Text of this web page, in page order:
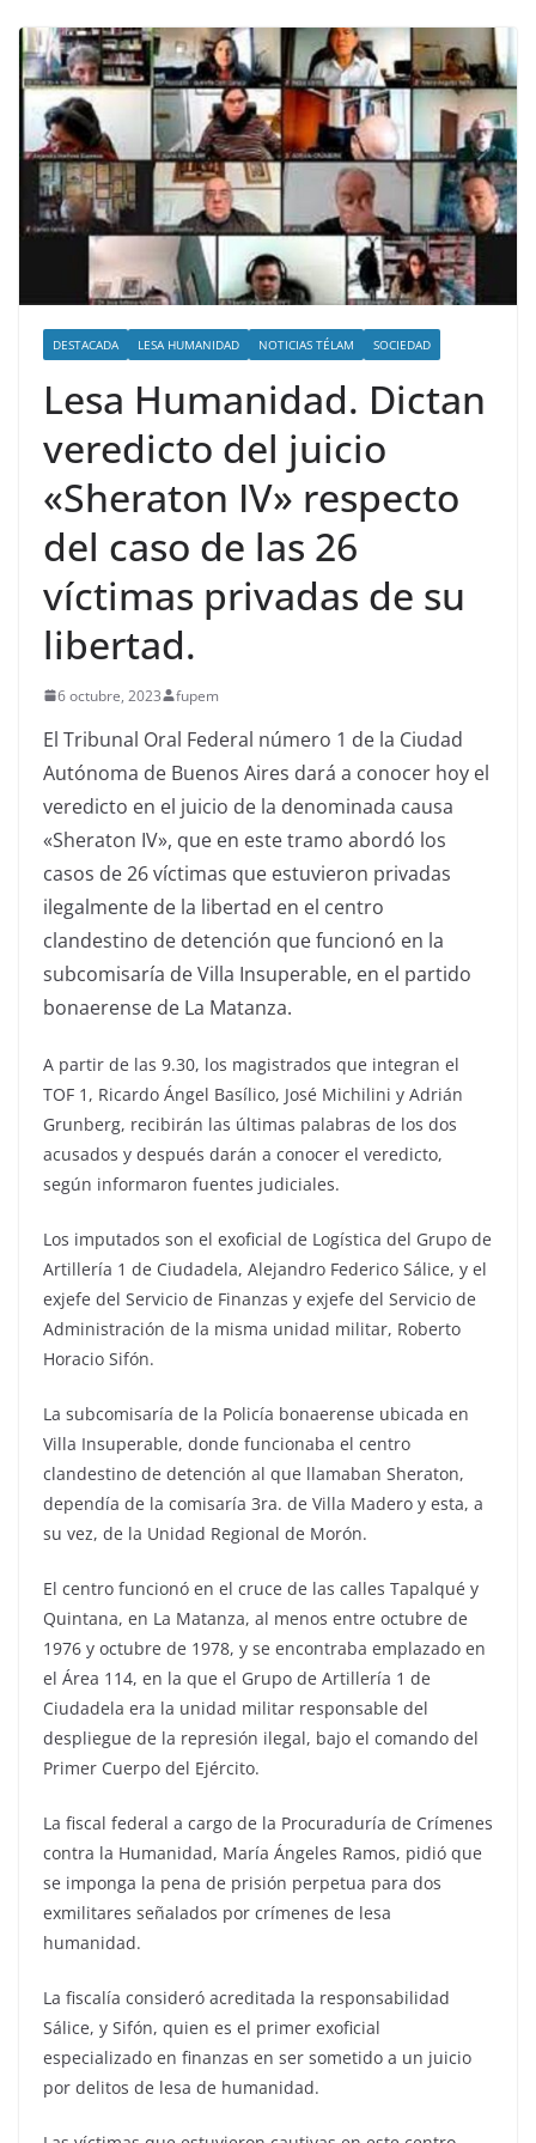
DESTACADA LESA HUMANIDAD NOTICIAS TÉLAM SOCIEDAD
Lesa Humanidad. Dictan
veredicto del juicio
«Sheraton IV» respecto
del caso de las 26
víctimas privadas de su
libertad.
6 octubre, 2023 fupem
El Tribunal Oral Federal número 1 de la Ciudad
Autónoma de Buenos Aires dará a conocer hoy el
veredicto en el juicio de la denominada causa
«Sheraton IV», que en este tramo abordó los
casos de 26 víctimas que estuvieron privadas
ilegalmente de la libertad en el centro
clandestino de detención que funcionó en la
subcomisaría de Villa Insuperable, en el partido
bonaerense de La Matanza.
A partir de las 9.30, los magistrados que integran el
TOF 1, Ricardo Ángel Basílico, José Michilini y Adrián
Grunberg, recibirán las últimas palabras de los dos
acusados y después darán a conocer el veredicto,
según informaron fuentes judiciales.
Los imputados son el exoficial de Logística del Grupo de
Artillería 1 de Ciudadela, Alejandro Federico Sálice, y el
exjefe del Servicio de Finanzas y exjefe del Servicio de
Administración de la misma unidad militar, Roberto
Horacio Sifón.
La subcomisaría de la Policía bonaerense ubicada en
Villa Insuperable, donde funcionaba el centro
clandestino de detención al que llamaban Sheraton,
dependía de la comisaría 3ra. de Villa Madero y esta, a
su vez, de la Unidad Regional de Morón.
El centro funcionó en el cruce de las calles Tapalqué y
Quintana, en La Matanza, al menos entre octubre de
1976 y octubre de 1978, y se encontraba emplazado en
el Área 114, en la que el Grupo de Artillería 1 de
Ciudadela era la unidad militar responsable del
despliegue de la represión ilegal, bajo el comando del
Primer Cuerpo del Ejército.
La fiscal federal a cargo de la Procuraduría de Crímenes
contra la Humanidad, María Ángeles Ramos, pidió que
se imponga la pena de prisión perpetua para dos
exmilitares señalados por crímenes de lesa
humanidad.
La fiscalía consideró acreditada la responsabilidad
Sálice, y Sifón, quien es el primer exoficial
especializado en finanzas en ser sometido a un juicio
por delitos de lesa de humanidad.